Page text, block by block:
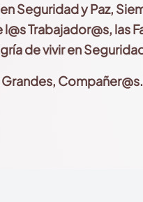
Seguridad y Paz,
l@s Trabajador@s, las
de vivir en